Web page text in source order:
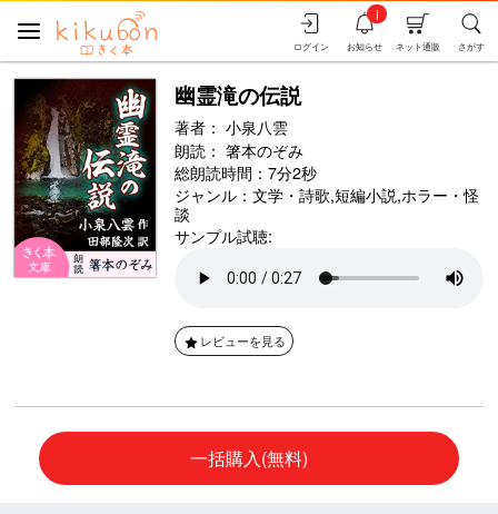
さがす
ネット通販
お知らせ
i
ログイン
幽霊滝の伝説
著者： 小泉八雲
朗読： 箸本のぞみ
総朗読時間：7分2秒
ジャンル： 文学・詩歌,短編小説,ホラー・怪
談
サンプル試聴:
レビューを見る
一括購入(無料)